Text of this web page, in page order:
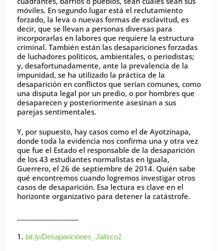
móviles. En segundo lugar está el reclutamiento
forzado, la leva o nuevas formas de esclavitud, es
decir, que se llevan a personas diversas para
incorporarlas en labores que requiere la estructura
criminal. También están las desapariciones forzadas
de luchadores políticos, ambientales, o periodistas;
y, desafortunadamente, ante la prevalencia de la
impunidad, se ha utilizado la práctica de la
desaparición en conflictos que serían comunes, como
una disputa legal por un predio, o por hombres que
desaparecen y posteriormente asesinan a sus
parejas sentimentales.
Y, por supuesto, hay casos como el de Ayotzinapa,
donde toda la evidencia nos confirma una y otra vez
que fue el Estado el responsable de la desaparición
de los 43 estudiantes normalistas en Iguala,
Guerrero, el 26 de septiembre de 2014. Quién sabe
qué encontremos cuando logremos investigar otros
casos de desaparición. Esa lectura es clave en el
horizonte organizativo para detener la catástrofe.
1. bit.ly/Desapariciones_Jalisco1